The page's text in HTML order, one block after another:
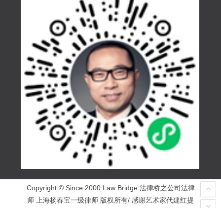
Copyright © Since 2000 Law Bridge 法律桥之公司法律
师 上海杨春宝一级律师 版权所有/ 感谢艺术家代建红提